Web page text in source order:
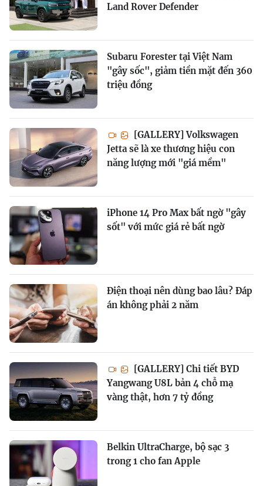
Land Rover Defender
Subaru Forester tại Việt Nam
"gây sốc", giảm tiền mặt đến 360
triệu đồng
[GALLERY] Volkswagen
Jetta sẽ là xe thương hiệu con
năng lượng mới "giá mềm"
iPhone 14 Pro Max bất ngờ "gây
sốt" với mức giá rẻ bất ngờ
Điện thoại nên dùng bao lâu? Đáp
án không phải 2 năm
[GALLERY] Chi tiết BYD
Yangwang U8L bản 4 chỗ mạ
vàng thật, hơn 7 tỷ đồng
Belkin UltraCharge, bộ sạc 3
trong 1 cho fan Apple